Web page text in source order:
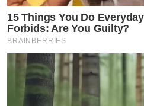
ชวนชื่น ที่นัดเจอกันที่ตลาดด้วย
15 Things You Do
Forbids: Are You Guilty?
BRAINBERRIES